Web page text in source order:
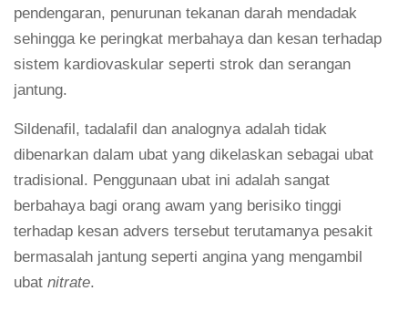
pendengaran, penurunan tekanan darah mendadak
sehingga ke peringkat merbahaya dan kesan terhadap
sistem kardiovaskular seperti strok dan serangan
jantung.
Sildenafil, tadalafil dan analognya adalah tidak
dibenarkan dalam ubat yang dikelaskan sebagai ubat
tradisional. Penggunaan ubat ini adalah sangat
berbahaya bagi orang awam yang berisiko tinggi
terhadap kesan advers tersebut terutamanya pesakit
bermasalah jantung seperti angina yang mengambil
ubat nitrate.